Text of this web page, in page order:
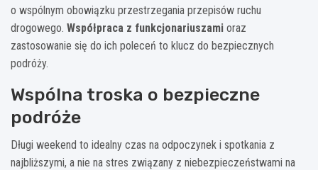
o wspólnym obowiązku przestrzegania przepisów ruchu
drogowego. Współpraca z funkcjonariuszami oraz
zastosowanie się do ich poleceń to klucz do bezpiecznych
podróży.
Wspólna troska o bezpieczne
podróże
Długi weekend to idealny czas na odpoczynek i spotkania z
najbliższymi, a nie na stres związany z niebezpieczeństwami na